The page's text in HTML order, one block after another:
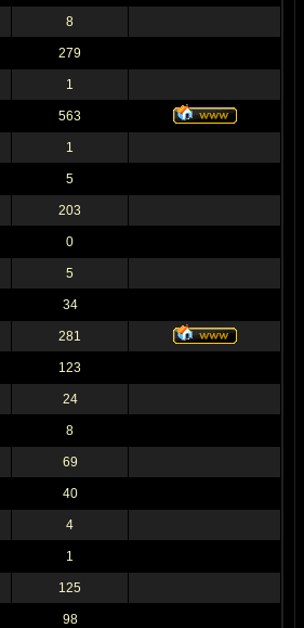
8
279
1
563
1
5
203
0
5
34
281
123
24
8
69
40
4
1
125
98